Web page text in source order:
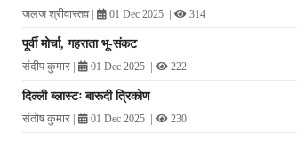
जलज श्रीवास्तव| 01 Dec 2025 | 314
पूर्वी मोर्चा, गहराता भू-संकट
संदीप कुमार | 01 Dec 2025 | 222
दिल्ली ब्लास्टः बारूदी त्रिकोण
संतोष कुमार | 01 Dec 2025 | 230